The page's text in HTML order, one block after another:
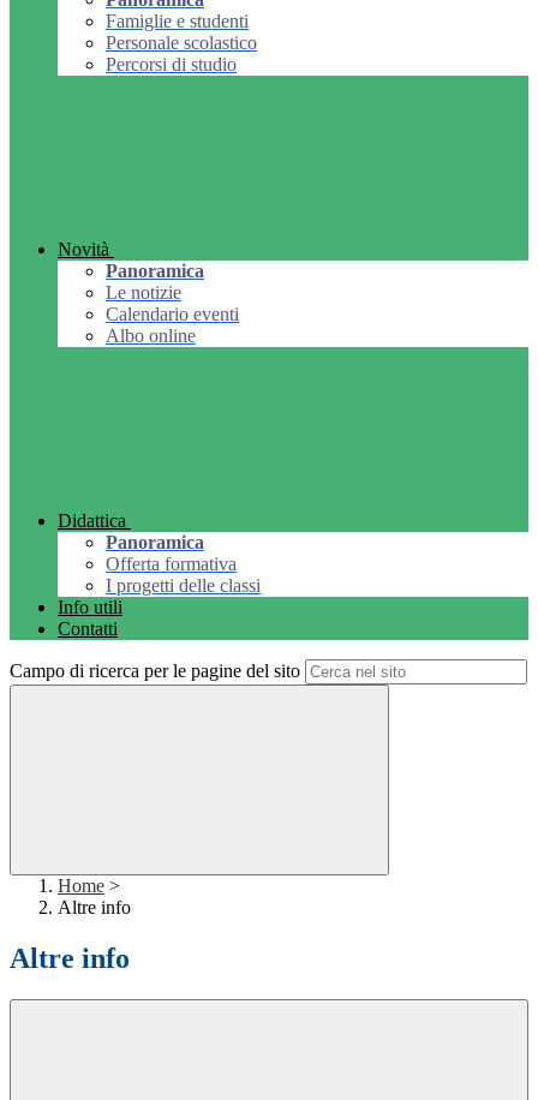
Famiglie e studenti
Personale scolastico
Percorsi di studio
Novità
Panoramica
Le notizie
Calendario eventi
Albo online
Didattica
Panoramica
Offerta formativa
I progetti delle classi
Info utili
Contatti
Campo di ricerca per le pagine del sito
Home >
Altre info
Altre info